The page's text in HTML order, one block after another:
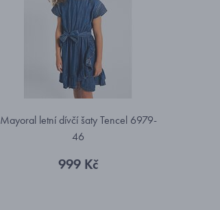
Mayoral letní dívčí šaty Tencel 6979-
46
999 Kč